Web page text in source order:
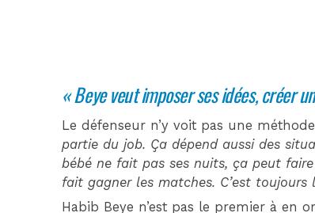
« Beye veut imposer ses idées, créer
Le défenseur n’y voit pas une
partie du job. Ça dépend aussi des
bébé ne fait pas ses nuits, ça peut
fait gagner les matches. C’est
Habib Beye n’est pas le premier à en